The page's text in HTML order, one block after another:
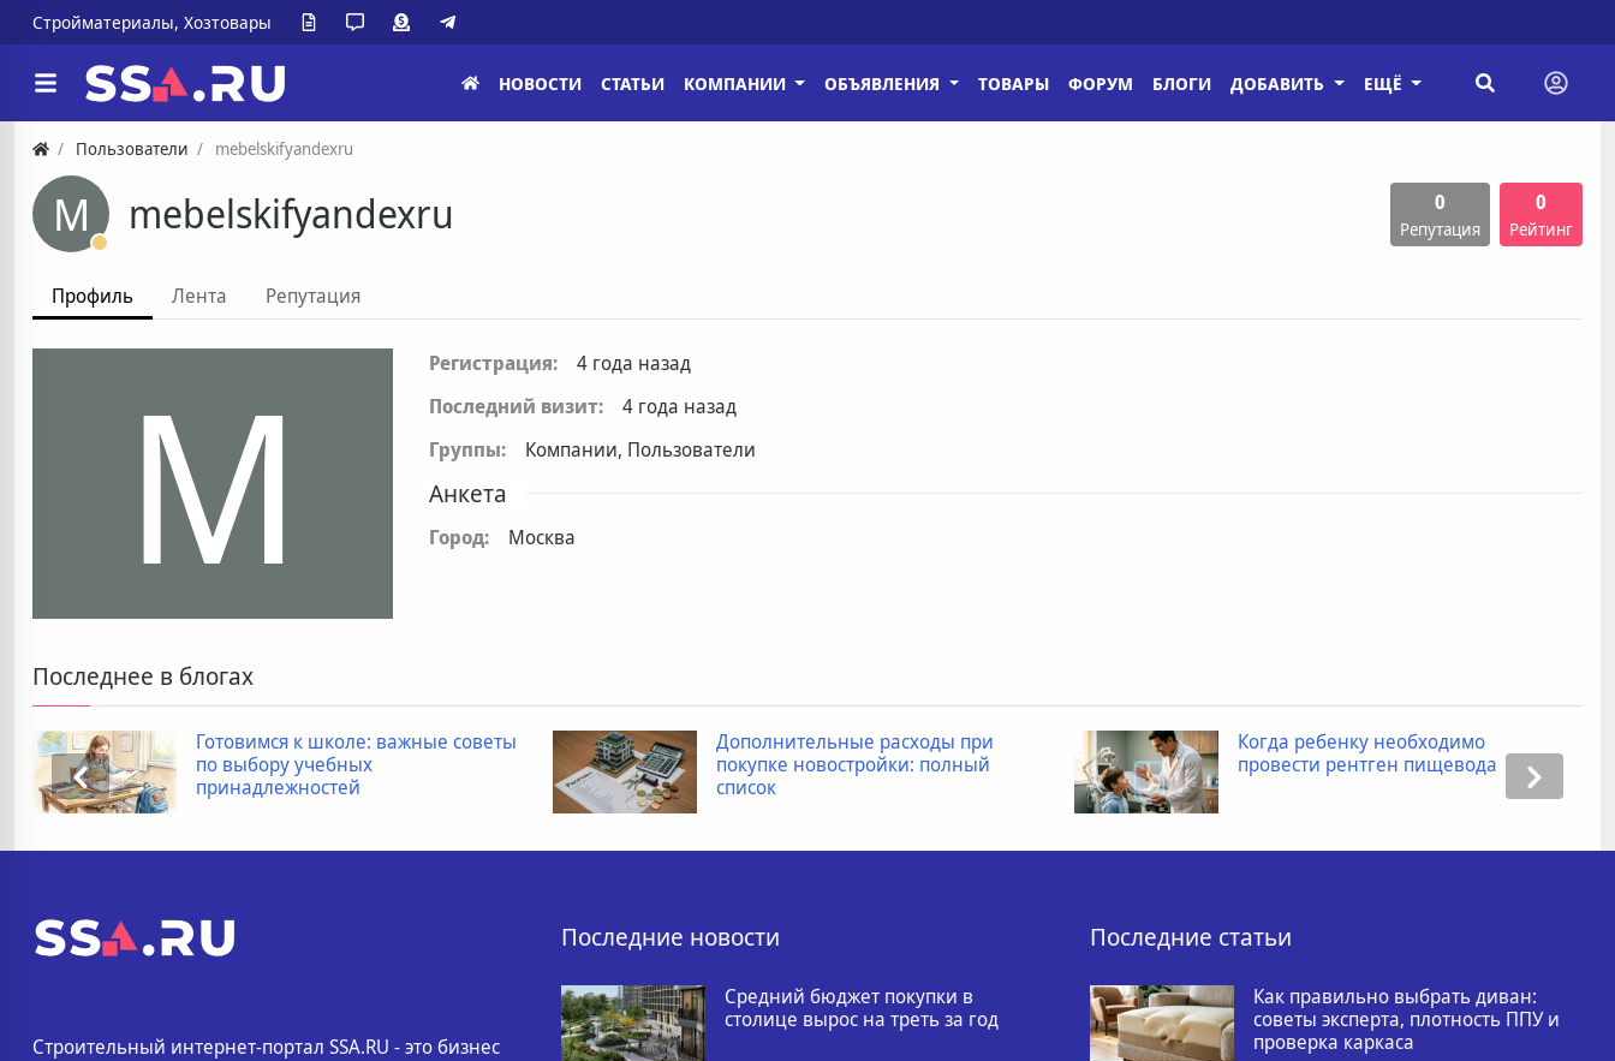
Стройматериалы, Хозтовары
НОВОСТИ СТАТЬИ КОМПАНИИ ОБЪЯВЛЕНИЯ ТОВАРЫ ФОРУМ БЛОГИ ДОБАВИТЬ ЕЩЁ
Пользователи mebelskifyandexru
M mebelskifyandexru 0
Репутация
0
Рейтинг
Профиль Лента Репутация
M Регистрация:
4 года назад
Последний визит:
4 года назад
Группы:
Компании, Пользователи
Анкета
Город: Москва
Последнее в блогах
Готовимся к школе: важные советы
по выбору учебных
принадлежностей
Дополнительные расходы при
покупке новостройки: полный
список
Когда ребенку необходимо
провести рентген пищевода
Строительный интернет-портал SSA.RU - это бизнес
Последние новости
Средний бюджет покупки в
столице вырос на треть за год
Последние статьи
Как правильно выбрать диван:
советы эксперта, плотность ППУ и
проверка каркаса